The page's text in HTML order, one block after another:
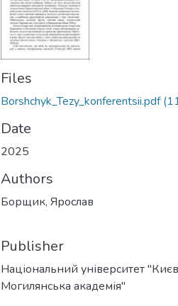
Files
Borshchyk_Tezy_konferentsii.pdf
Date
2025
Authors
Борщик, Ярослав
Publisher
Національний університет
Могилянська академія"